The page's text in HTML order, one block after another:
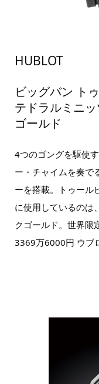
HUBLOT
ビッグバン ト
テドラルミニ
ゴールド
4つのゴングを駆使
ー・チャイムを奏で
ーを搭載。トゥール
に使用しているのは
クゴールド。世界限
3369万6000円 ウブ